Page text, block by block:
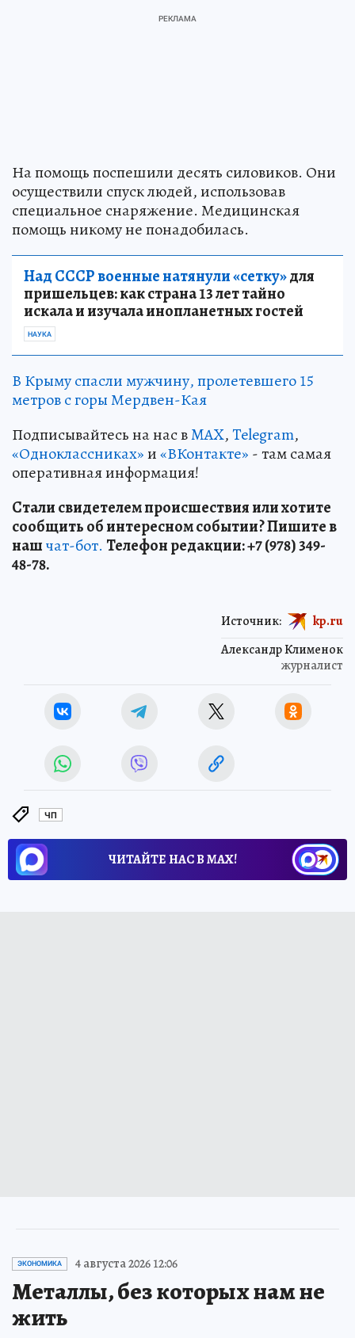
На помощь поспешили десять силовиков. Они
осуществили спуск людей, использовав
специальное снаряжение. Медицинская
помощь никому не понадобилась.
Над СССР военные натянули «сетку»для
пришельцев: как страна 13 лет тайно
искала и изучала инопланетных гостей
НАУКА
В Крыму спасли мужчину, пролетевшего 15
метров с горы Мердвен-Кая
Подписывайтесь на нас вMAX,Telegram,
«Одноклассниках»и«ВКонтакте» - там самая
оперативная информация!
Стали свидетелем происшествия или хотите
сообщить об интересном событии? Пишите в
нашчат-бот. Телефон редакции: +7 (978) 349-
48-78.
Александр Клименок
журналист
Источник: kp.ru
ЧП
ЧИТАЙТЕ НАС В МАХ!
ЭКОНОМИКА 4 августа 2026 12:06
Металлы, без которых нам не
жить